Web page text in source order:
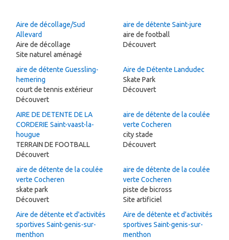
Aire de décollage/Sud
Allevard
Aire de décollage
Site naturel aménagé
aire de détente Saint-jure
aire de football
Découvert
aire de détente Guessling-
hemering
court de tennis extérieur
Découvert
Aire de Détente Landudec
Skate Park
Découvert
AIRE DE DETENTE DE LA
CORDERIE Saint-vaast-la-
hougue
TERRAIN DE FOOTBALL
Découvert
aire de détente de la coulée
verte Cocheren
city stade
Découvert
aire de détente de la coulée
verte Cocheren
skate park
Découvert
aire de détente de la coulée
verte Cocheren
piste de bicross
Site artificiel
Aire de détente et d'activités
sportives Saint-genis-sur-
menthon
Aire de détente et d'activités
sportives Saint-genis-sur-
menthon